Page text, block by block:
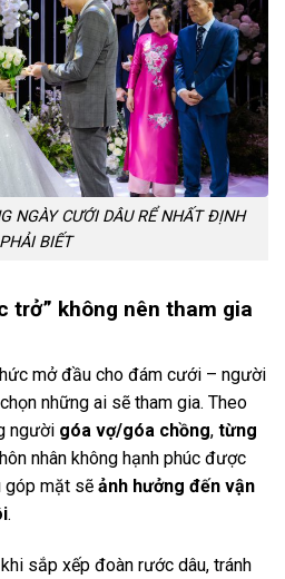
NGÀY CƯỚI DÂU RỂ NHẤT ĐỊNH
PHẢI BIẾT
trở” không nên tham gia
mở đầu cho đám cưới – người
những ai sẽ tham gia. Theo
người góa vợ/góa chồng, từng
nhân không hạnh phúc được
góp mặt sẽ ảnh hưởng đến vận
.
sắp xếp đoàn rước dâu, tránh